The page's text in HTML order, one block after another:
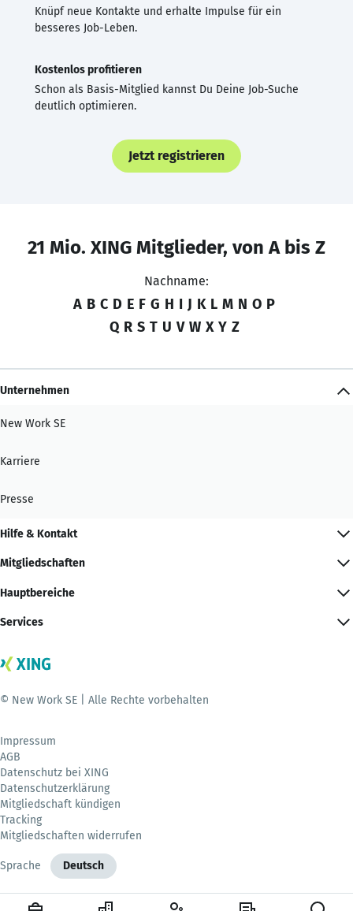
Knüpf neue Kontakte und erhalte Impulse für ein
besseres Job-Leben.
Kostenlos profitieren
Schon als Basis-Mitglied kannst Du Deine Job-Suche
deutlich optimieren.
Jetzt registrieren
21 Mio. XING Mitglieder, von A bis Z
Nachname:
A B C D E F G H I J K L M N O P
Q R S T U V W X Y Z
Unternehmen
New Work SE
Karriere
Presse
Hilfe & Kontakt
Mitgliedschaften
Hauptbereiche
Services
© New Work SE | Alle Rechte vorbehalten
Impressum
AGB
Datenschutz bei XING
Datenschutzerklärung
Mitgliedschaft kündigen
Tracking
Mitgliedschaften widerrufen
Sprache Deutsch